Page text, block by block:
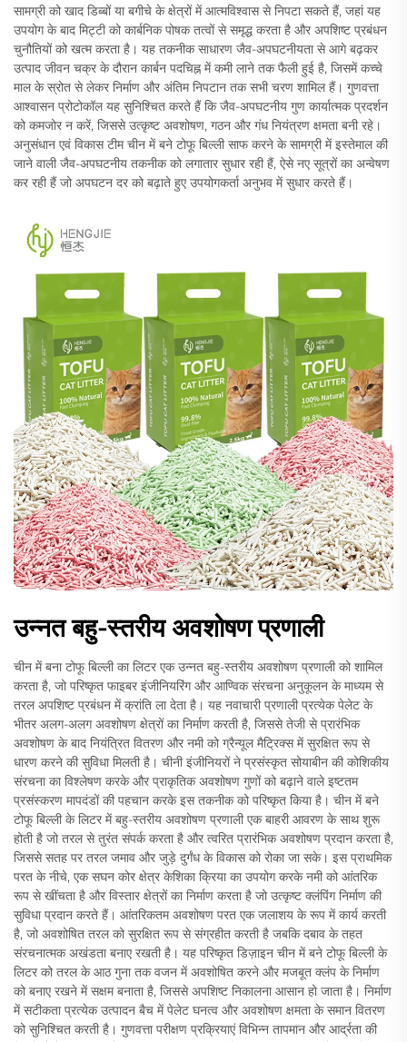
सामग्री को खाद डिब्बों या बगीचे के क्षेत्रों में आत्मविश्वास से निपटा सकते हैं, जहां यह
उपयोग के बाद मिट्टी को कार्बनिक पोषक तत्वों से समृद्ध करता है और अपशिष्ट प्रबंधन
चुनौतियों को खत्म करता है। यह तकनीक साधारण जैव-अपघटनीयता से आगे बढ़कर
उत्पाद जीवन चक्र के दौरान कार्बन पदचिह्न में कमी लाने तक फैली हुई है, जिसमें कच्चे
माल के स्रोत से लेकर निर्माण और अंतिम निपटान तक सभी चरण शामिल हैं। गुणवत्ता
आश्वासन प्रोटोकॉल यह सुनिश्चित करते हैं कि जैव-अपघटनीय गुण कार्यात्मक प्रदर्शन
को कमजोर न करें, जिससे उत्कृष्ट अवशोषण, गठन और गंध नियंत्रण क्षमता बनी रहे।
अनुसंधान एवं विकास टीम चीन में बने टोफू बिल्ली साफ करने के सामग्री में इस्तेमाल की
जाने वाली जैव-अपघटनीय तकनीक को लगातार सुधार रही हैं, ऐसे नए सूत्रों का अन्वेषण
कर रही हैं जो अपघटन दर को बढ़ाते हुए उपयोगकर्ता अनुभव में सुधार करते हैं।
उन्नत बहु-स्तरीय अवशोषण प्रणाली
चीन में बना टोफू बिल्ली का लिटर एक उन्नत बहु-स्तरीय अवशोषण प्रणाली को शामिल
करता है, जो परिष्कृत फाइबर इंजीनियरिंग और आण्विक संरचना अनुकूलन के माध्यम से
तरल अपशिष्ट प्रबंधन में क्रांति ला देता है। यह नवाचारी प्रणाली प्रत्येक पेलेट के
भीतर अलग-अलग अवशोषण क्षेत्रों का निर्माण करती है, जिससे तेजी से प्रारंभिक
अवशोषण के बाद नियंत्रित वितरण और नमी को ग्रैन्यूल मैट्रिक्स में सुरक्षित रूप से
धारण करने की सुविधा मिलती है। चीनी इंजीनियरों ने प्रसंस्कृत सोयाबीन की कोशिकीय
संरचना का विश्लेषण करके और प्राकृतिक अवशोषण गुणों को बढ़ाने वाले इष्टतम
प्रसंस्करण मापदंडों की पहचान करके इस तकनीक को परिष्कृत किया है। चीन में बने
टोफू बिल्ली के लिटर में बहु-स्तरीय अवशोषण प्रणाली एक बाहरी आवरण के साथ शुरू
होती है जो तरल से तुरंत संपर्क करता है और त्वरित प्रारंभिक अवशोषण प्रदान करता है,
जिससे सतह पर तरल जमाव और जुड़े दुर्गंध के विकास को रोका जा सके। इस प्राथमिक
परत के नीचे, एक सघन कोर क्षेत्र केशिका क्रिया का उपयोग करके नमी को आंतरिक
रूप से खींचता है और विस्तार क्षेत्रों का निर्माण करता है जो उत्कृष्ट क्लंपिंग निर्माण की
सुविधा प्रदान करते हैं। आंतरिकतम अवशोषण परत एक जलाशय के रूप में कार्य करती
है, जो अवशोषित तरल को सुरक्षित रूप से संग्रहीत करती है जबकि दबाव के तहत
संरचनात्मक अखंडता बनाए रखती है। यह परिष्कृत डिज़ाइन चीन में बने टोफू बिल्ली के
लिटर को तरल के आठ गुना तक वजन में अवशोषित करने और मजबूत क्लंप के निर्माण
को बनाए रखने में सक्षम बनाता है, जिससे अपशिष्ट निकालना आसान हो जाता है। निर्माण
में सटीकता प्रत्येक उत्पादन बैच में पेलेट घनत्व और अवशोषण क्षमता के समान वितरण
को सुनिश्चित करती है। गुणवत्ता परीक्षण प्रक्रियाएं विभिन्न तापमान और आर्द्रता की